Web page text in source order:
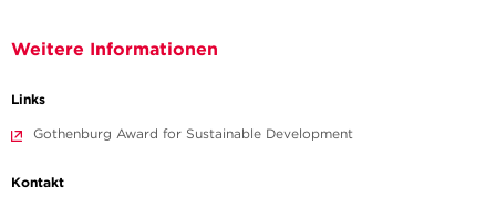
Weitere Informationen
Links
Gothenburg Award for Sustainable Development
Kontakt